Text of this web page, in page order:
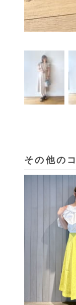
その他の